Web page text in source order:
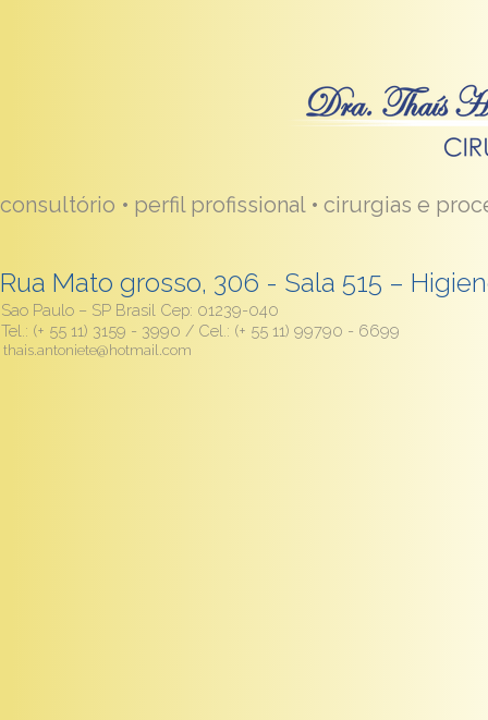
consultório • perfil profissional • cirurgias e
Rua Mato grosso, 306 - Sala 515 –
Sao Paulo – SP Brasil Cep: 01239-040
Tel.: (+ 55 11) 3159 - 3990 / Cel.: (+ 55 11) 99790 - 6699
thais.antoniete@hotmail.com